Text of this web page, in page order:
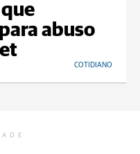
abuso
COTIDIANO